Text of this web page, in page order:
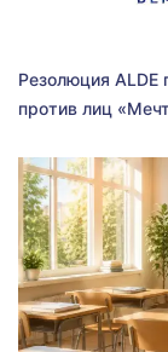
Резолюция ALDE
против лиц